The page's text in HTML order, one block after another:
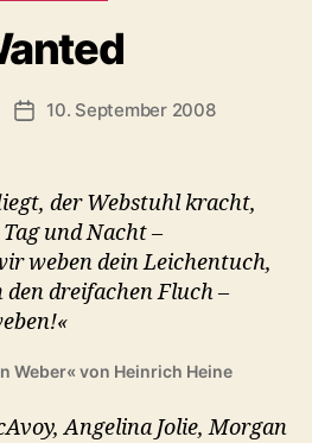
Veröffentlichungsdatum
10. September 2008
der Webstuhl kracht,
und Nacht –
weben dein Leichentuch,
dreifachen Fluch –
Weber« von Heinrich Heine
Angelina Jolie, Morgan